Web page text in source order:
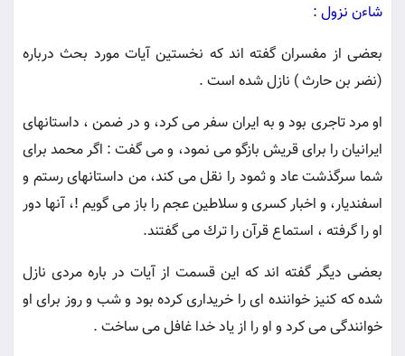
شاءن نزول :
بعضى از مفسران گفته اند كه نخستين آيات مورد بحث درباره
(نضر بن حارث ) نازل شده است .
او مرد تاجرى بود و به ايران سفر مى كرد، و در ضمن ، داستانهاى
ايرانيان را براى قريش بازگو مى نمود، و مى گفت : اگر محمد براى
شما سرگذشت عاد و ثمود را نقل مى كند، من داستانهاى رستم و
اسفنديار، و اخبار كسرى و سلاطين عجم را باز مى گويم !، آنها دور
او را گرفته ، استماع قرآن را ترك مى گفتند.
بعضى ديگر گفته اند كه اين قسمت از آيات در باره مردى نازل
شده كه كنيز خواننده اى را خريدارى كرده بود و شب و روز براى او
خوانندگى مى كرد و او را از ياد خدا غافل مى ساخت .